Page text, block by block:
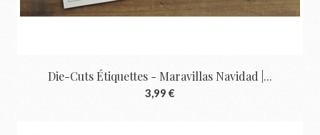
Die-Cuts Étiquettes - Maravillas Navidad |...
3,99 €